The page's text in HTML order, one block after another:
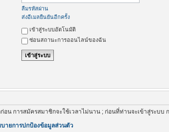
ลืมรหัสผ่าน
ส่งอีเมลยืนยันอีกครั้ง
เข้าสู่ระบบอัตโนมัติ
ซ่อนสถานะการออนไลน์ของฉัน
อน การสมัครสมาชิกจะใช้เวลาไม่นาน ; ก่อนที่ท่านจะเข้าสู่ระบ
บายการปกป้องข้อมูลส่วนตัว